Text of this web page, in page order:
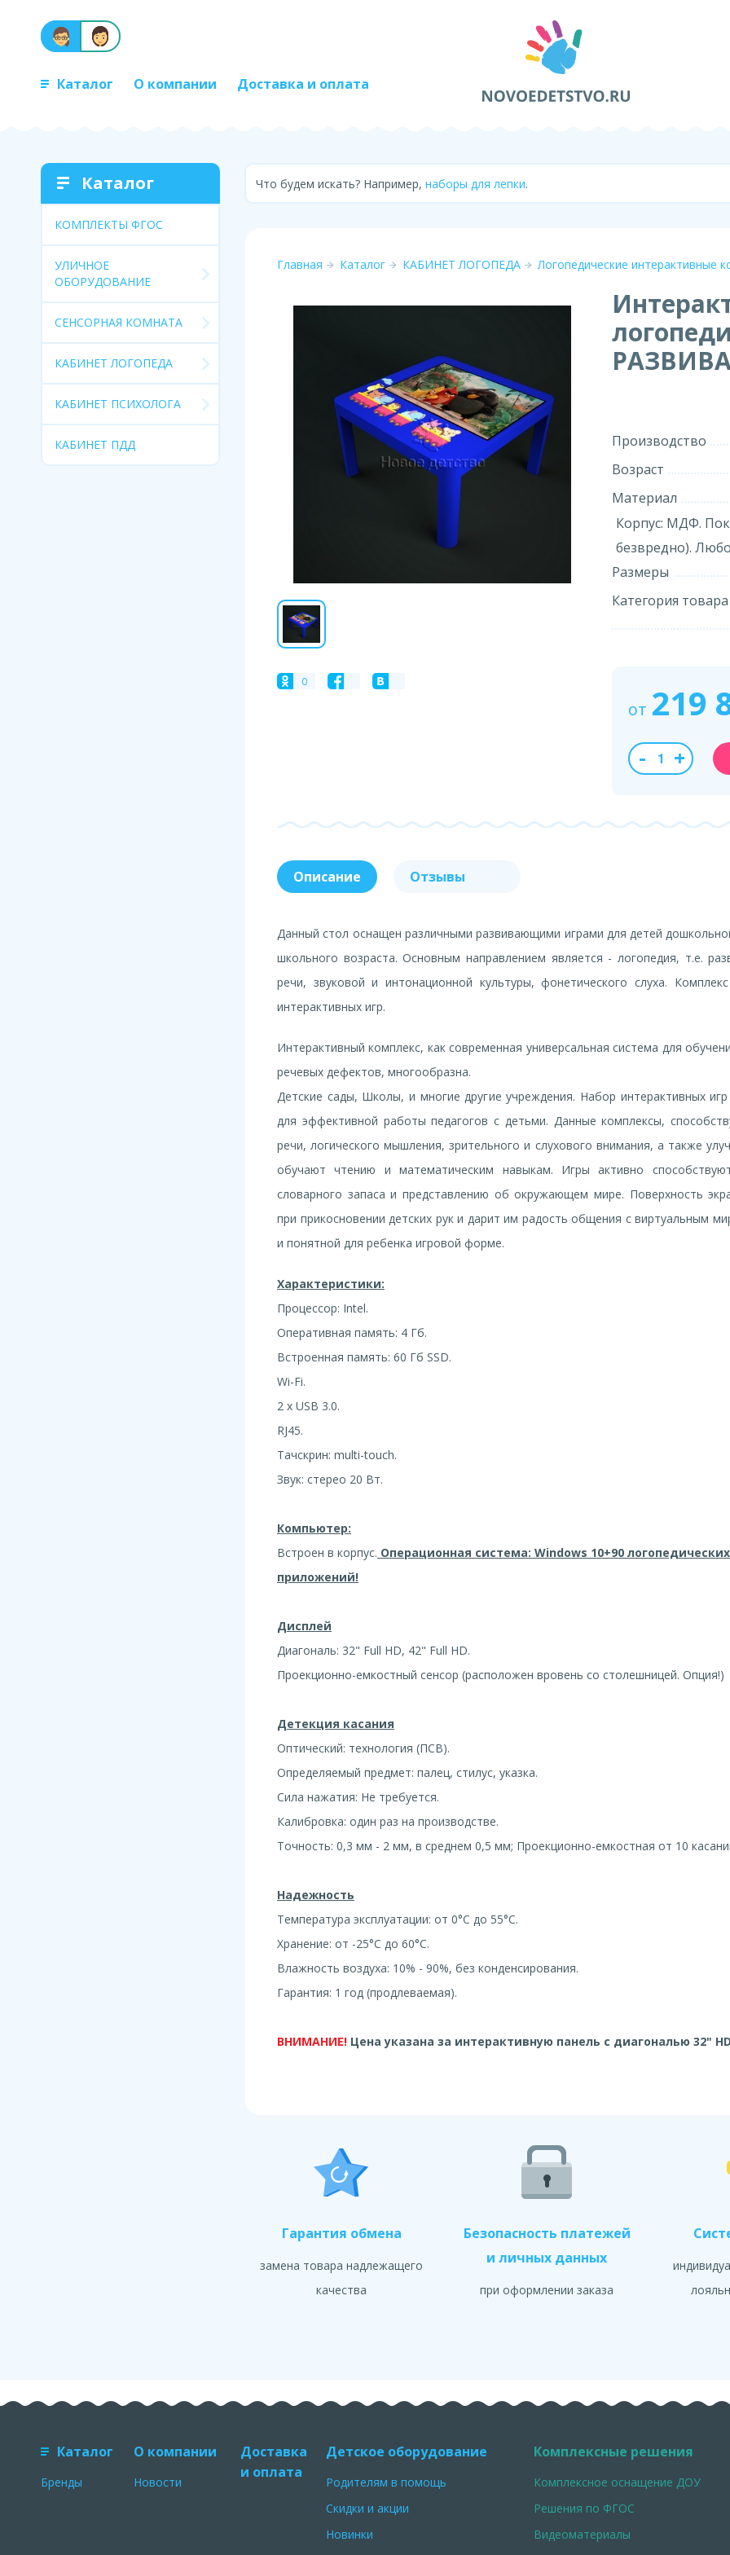
Каталог О компании Доставка и оплата
Каталог
КОМПЛЕКТЫ ФГОС
УЛИЧНОЕ
ОБОРУДОВАНИЕ
СЕНСОРНАЯ КОМНАТА
КАБИНЕТ ЛОГОПЕДА
КАБИНЕТ ПСИХОЛОГА
КАБИНЕТ ПДД
Что будем искать? Например, наборы для лепки.
Главная Каталог КАБИНЕТ ЛОГОПЕДА Логопедические интерактивные
0
Производство
Возраст
Материал
Корпус: МДФ.
безвредно).
Размеры
Категория товара
от 219
- +
Описание Отзывы
Данный стол оснащен различными развивающими играми для детей
школьного возраста. Основным направлением является - логопедия, т.е.
речи, звуковой и интонационной культуры, фонетического слуха.
интерактивных игр.
Интерактивный комплекс, как современная универсальная система для
речевых дефектов, многообразна.
Детские сады, Школы, и многие другие учреждения. Набор интерактивных игр
для эффективной работы педагогов с детьми. Данные комплексы,
речи, логического мышления, зрительного и слухового внимания, а также
обучают чтению и математическим навыкам. Игры активно
словарного запаса и представлению об окружающем мире. Поверхность
при прикосновении детских рук и дарит им радость общения с виртуальным
и понятной для ребенка игровой форме.
Характеристики:
Процессор: Intel.
Оперативная память: 4 Гб.
Встроенная память: 60 Гб SSD.
Wi-Fi.
2 x USB 3.0.
RJ45.
Тачскрин: multi-touch.
Звук: стерео 20 Вт.
Компьютер:
Встроен в корпус. Операционная система: Windows 10+90
приложений!
Дисплей
Диагональ: 32" Full HD, 42" Full HD.
Проекционно-емкостный сенсор (расположен вровень со столешницей. Опция!)
Детекция касания
Оптический: технология (ПСВ).
Определяемый предмет: палец, стилус, указка.
Сила нажатия: Не требуется.
Калибровка: один раз на производстве.
Точность: 0,3 мм - 2 мм, в среднем 0,5 мм; Проекционно-емкостная от 10
Надежность
Температура эксплуатации: от 0°C до 55°C.
Хранение: от -25°C до 60°C.
Влажность воздуха: 10% - 90%, без конденсирования.
Гарантия: 1 год (продлеваемая).
ВНИМАНИЕ! Цена указана за интерактивную панель с диагональю 32"
Гарантия обмена
замена товара надлежащего
качества
Безопасность платежей
и личных данных
при оформлении заказа
Каталог
Бренды
О компании
Новости
Доставка
и оплата
Детское оборудование
Родителям в помощь
Скидки и акции
Новинки
Комплексные решения
Комплексное оснащение ДОУ
Решения по ФГОС
Видеоматериалы